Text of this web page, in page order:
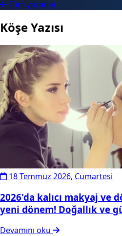
Tüm yazarlar
Köşe Yazısı
18 Temmuz 2026, Cumartesi
2026'da kalıcı makyaj ve
yeni dönem! Doğallık ve
Devamını oku